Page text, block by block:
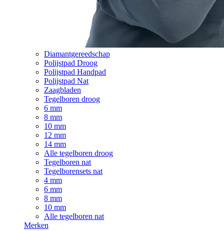
Diamantgereedschap
Polijstpad Droog
Polijstpad Handpad
Polijstpad Nat
Zaagbladen
Tegelboren droog
6 mm
8 mm
10 mm
12 mm
14 mm
Alle tegelboren droog
Tegelboren nat
Tegelborensets nat
4 mm
6 mm
8 mm
10 mm
Alle tegelboren nat
Merken